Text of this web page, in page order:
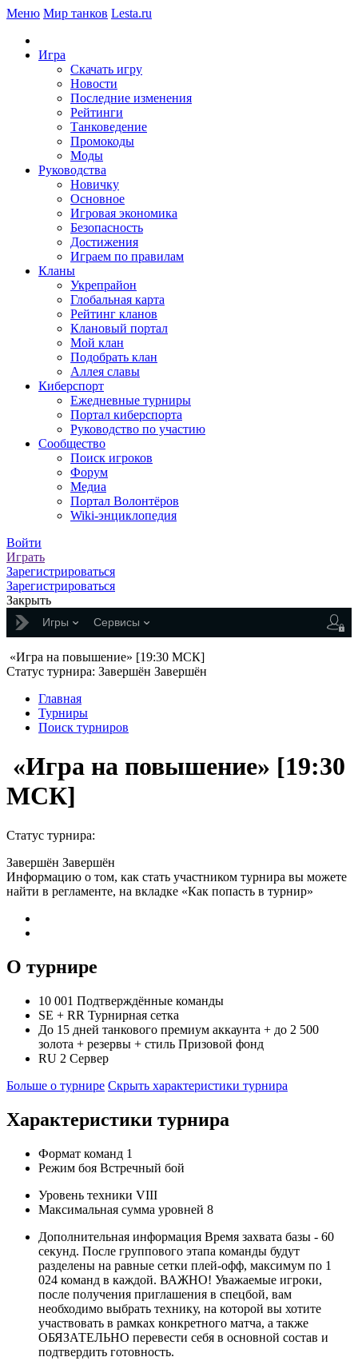
Меню Мир танков Lesta.ru
Игра
Скачать игру
Новости
Последние изменения
Рейтинги
Танковедение
Промокоды
Моды
Руководства
Новичку
Основное
Игровая экономика
Безопасность
Достижения
Играем по правилам
Кланы
Укрепрайон
Глобальная карта
Рейтинг кланов
Клановый портал
Мой клан
Подобрать клан
Аллея славы
Киберспорт
Ежедневные турниры
Портал киберспорта
Руководство по участию
Сообщество
Поиск игроков
Форум
Медиа
Портал Волонтёров
Wiki-энциклопедия
Войти
Играть
Зарегистрироваться
Зарегистрироваться
Закрыть
Игры Сервисы
«Игра на повышение» [19:30 МСК]
Статус турнира: Завершён Завершён
Главная
Турниры
Поиск турниров
«Игра на повышение» [19:30
МСК]
Статус турнира:
Завершён Завершён
Информацию о том, как стать участником турнира вы можете
найти в регламенте, на вкладке «Как попасть в турнир»
О турнире
10 001 Подтверждённые команды
SE + RR Турнирная сетка
До 15 дней танкового премиум аккаунта + до 2 500
золота + резервы + стиль Призовой фонд
RU 2 Сервер
Больше о турнире Скрыть характеристики турнира
Характеристики турнира
Формат команд 1
Режим боя Встречный бой
Уровень техники VIII
Максимальная сумма уровней 8
Дополнительная информация Время захвата базы - 60
секунд. После группового этапа команды будут
разделены на равные сетки плей-офф, максимум по 1
024 команд в каждой. ВАЖНО! Уважаемые игроки,
после получения приглашения в спецбой, вам
необходимо выбрать технику, на которой вы хотите
участвовать в рамках конкретного матча, а также
ОБЯЗАТЕЛЬНО перевести себя в основной состав и
подтвердить готовность.